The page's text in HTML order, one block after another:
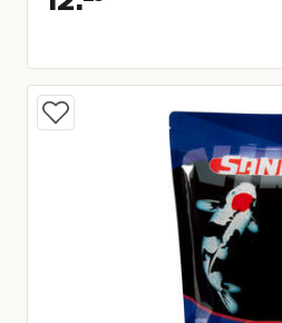
Huidige prijs